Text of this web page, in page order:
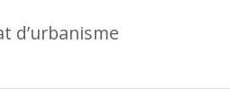
d’urbanisme